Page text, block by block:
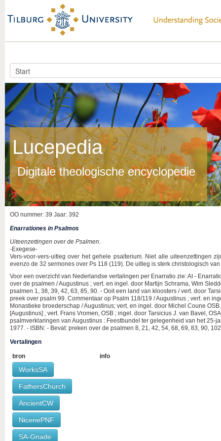
Lucepedia
Digitale theologische encyclopedie
OO nummer: 39 Jaar: 392
Enarrationes in Psalmos
Uiteenzettingen over de Psalmen.
-Exegese-
Vers-voor-vers-uitleg over het gehele psalterium. Niet alle uiteenzettingen
evenzo de 32 sermones over Ps 118 (119). De uitleg is sterk christologisch van
Voor een overzicht van Nederlandse vertalingen per Enarratio zie: AI -
over de psalmen / Augustinus ; vert. en ingel. door Martijn Schrama, Wim
psalmen 1, 38, 39, 42, 63, 85, 90. - Ooit een land van kloosters / vert. door
preek over psalm 99. Commentaar op Psalm 118/119 / Augustinus ; vert. en
Monastieke broederschap / Augustinus; vert. en ingel. door Michel Coune
[Augustinus] ; vert. Frans Vromen, OSB ; ingel. door Tarsicius J. van Bavel,
psalmverklaringen van Augustinus : Feestbundel ter gelegenheid van het 25-
1977. - ISBN: - Bevat: preken over de psalmen 8, 21, 42, 54, 68, 69, 83, 90,
Vertalingen
bron info
WorksSA
FathersChurch
AncientCW
NicenePNF
SA-Gnade